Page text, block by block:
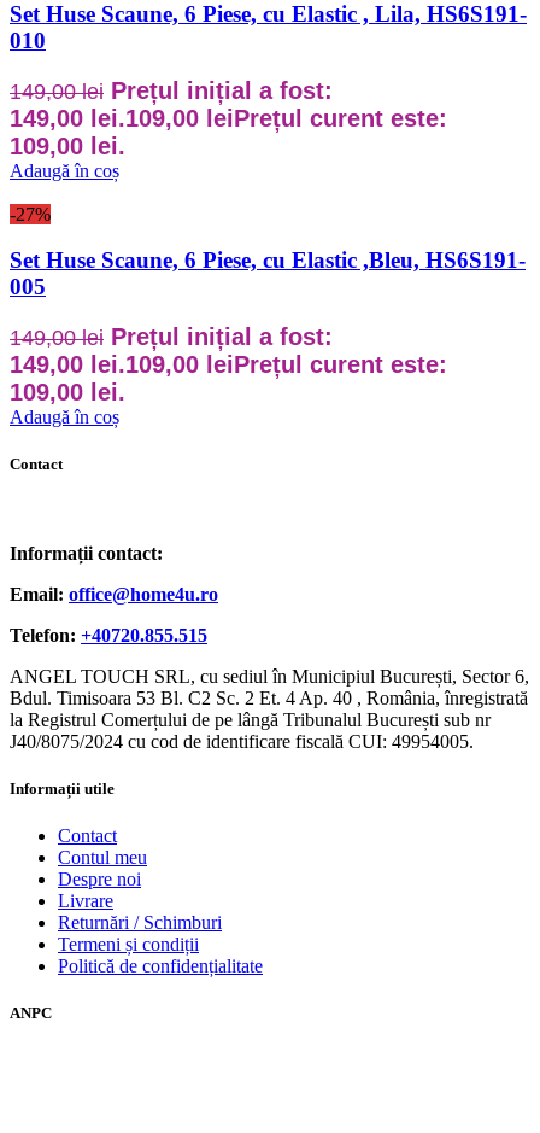
Set Huse Scaune, 6 Piese, cu Elastic , Lila, HS6S191-
010
149,00lei Prețul inițial a fost:
149,00 lei.109,00 leiPrețul curent este:
109,00 lei.
Adaugă în coș
-27%
Set Huse Scaune, 6 Piese, cu Elastic ,Bleu, HS6S191-
005
149,00lei Prețul inițial a fost:
149,00 lei.109,00 leiPrețul curent este:
109,00 lei.
Adaugă în coș
Contact
Informații contact:
Email: office@home4u.ro
Telefon: +40720.855.515
ANGEL TOUCH SRL, cu sediul în Municipiul București, Sector 6,
Bdul. Timisoara 53 Bl. C2 Sc. 2 Et. 4 Ap. 40 , România, înregistrată
la Registrul Comerțului de pe lângă Tribunalul București sub nr
J40/8075/2024 cu cod de identificare fiscală CUI: 49954005.
Informații utile
Contact
Contul meu
Despre noi
Livrare
Returnări / Schimburi
Termeni și condiții
Politică de confidențialitate
ANPC